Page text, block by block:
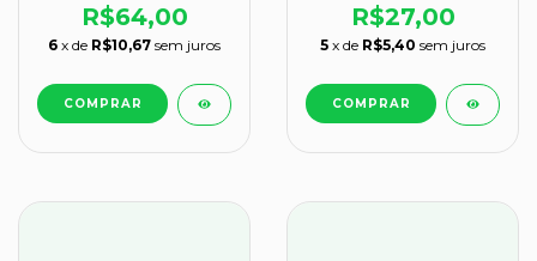
R$64,00
6 x de R$10,67 sem juros
R$27,00
5 x de R$5,40 sem juros